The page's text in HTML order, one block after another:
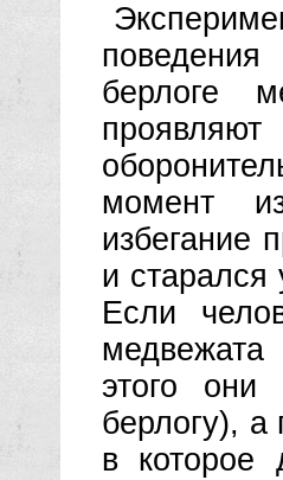
берлоге
момент
избегание
и старался
Если
этого
берлогу), а
в которое